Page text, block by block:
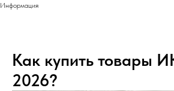
Информация
Как купить товары
2026?